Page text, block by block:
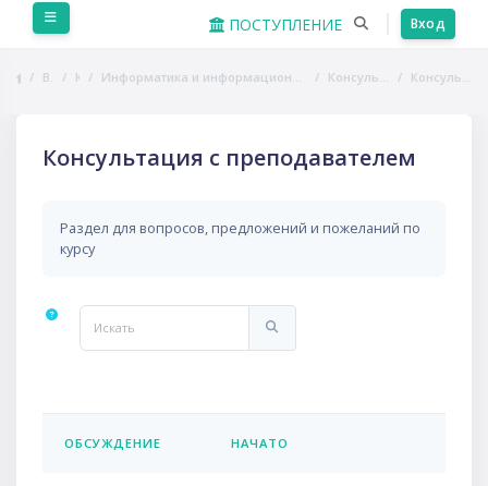
Перейти к основному содержанию
ПОСТУПЛЕНИЕ Вход
В начало Курсы Информатика и информационно-коммуникационные технологии в профессиональной деятельности Консультации и взаимодействие Консультация с преподавателем
Консультация с преподавателем
Раздел для вопросов, предложений и пожеланий по
курсу
Искать
СТАТУС
ОБСУЖДЕНИЕ НАЧАТО